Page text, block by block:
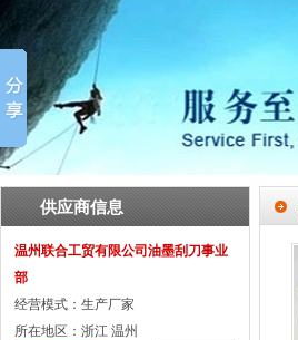
供应商信息
温州联合工贸有限公司油墨刮刀事业
部
经营模式：生产厂家
所在地区：浙江 温州